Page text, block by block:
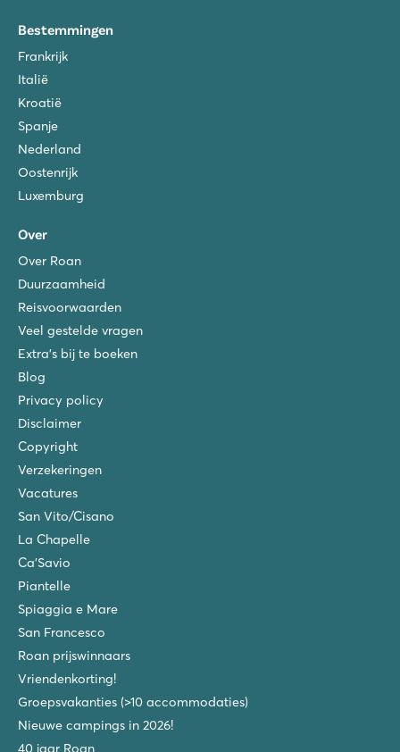
Bestemmingen
Frankrijk
Italië
Kroatië
Spanje
Nederland
Oostenrijk
Luxemburg
Over
Over Roan
Duurzaamheid
Reisvoorwaarden
Veel gestelde vragen
Extra's bij te boeken
Blog
Privacy policy
Disclaimer
Copyright
Verzekeringen
Vacatures
San Vito/Cisano
La Chapelle
Ca'Savio
Piantelle
Spiaggia e Mare
San Francesco
Roan prijswinnaars
Vriendenkorting!
Groepsvakanties (>10 accommodaties)
Nieuwe campings in 2026!
40 jaar Roan